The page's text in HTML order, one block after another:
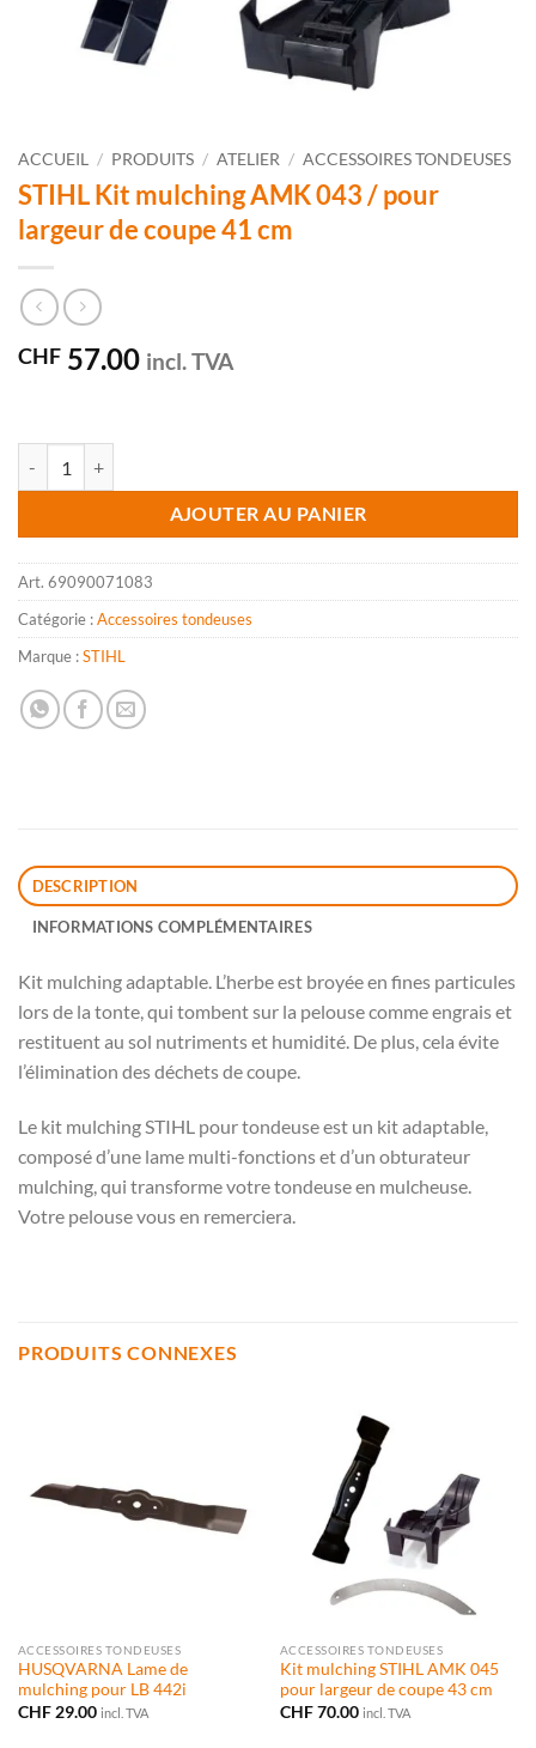
ACCUEIL / PRODUITS / ATELIER / ACCESSOIRES TONDEUSES
STIHL Kit mulching AMK 043 / pour
largeur de coupe 41 cm
CHF 57.00 incl. TVA
AJOUTER AU PANIER
Art. 69090071083
Catégorie :Accessoires tondeuses
Marque :STIHL
DESCRIPTION
INFORMATIONS COMPLÉMENTAIRES
Kit mulching adaptable. L’herbe est broyée en fines particules
lors de la tonte, qui tombent sur la pelouse comme engrais et
restituent au sol nutriments et humidité. De plus, cela évite
l’élimination des déchets de coupe.
Le kit mulching STIHL pour tondeuse est un kit adaptable,
composé d’une lame multi-fonctions et d’un obturateur
mulching, qui transforme votre tondeuse en mulcheuse.
Votre pelouse vous en remerciera.
PRODUITS CONNEXES
ACCESSOIRES TONDEUSES
HUSQVARNA Lame de
mulching pour LB 442i
CHF29.00 incl. TVA
ACCESSOIRES TONDEUSES
Kit mulching STIHL AMK 045
pour largeur de coupe 43 cm
CHF70.00 incl. TVA